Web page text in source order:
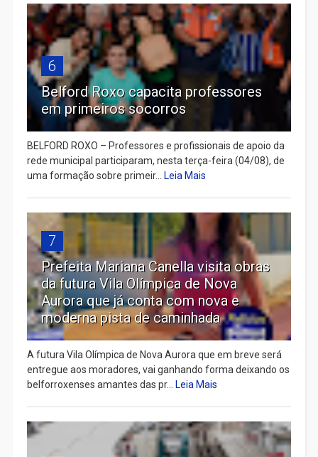
6
Belford Roxo capacita professores
em primeiros socorros
BELFORD ROXO – Professores e profissionais de apoio da
rede municipal participaram, nesta terça-feira (04/08), de
uma formação sobre primeir... Leia Mais
7
Prefeita Mariana Canella visita obras
da futura Vila Olímpica de Nova
Aurora que já conta com nova e
moderna pista de caminhada
A futura Vila Olímpica de Nova Aurora que em breve será
entregue aos moradores, vai ganhando forma deixando os
belforroxenses amantes das pr... Leia Mais